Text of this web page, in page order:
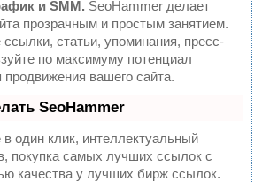
и SMM. SeoHammer делает
прозрачным и простым занятием.
статьи, упоминания, пресс-
по максимуму потенциал
вашего сайта.
SeoHammer
один клик, интеллектуальный
покупка самых лучших ссылок с
качества у лучших бирж ссылок.